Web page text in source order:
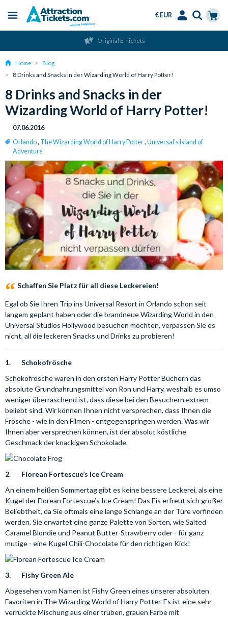
content
Menu
€ EUR
Original E-Tickets
Home
Blog
8 Drinks and Snacks in der Wizarding World of Harry Potter!
8 Drinks and Snacks in der
Wizarding World of Harry Potter!
07.06.2016
Orlando, The Wizarding World of Harry Potter, Universal's Island of
Adventure
Schaffen Sie Platz für all diese Leckereien!
Egal ob Sie Ihren Trip ins Universal Resort in Orlando schon seit
langem geplant haben oder die brandneue Wizarding World in den
Universal Studios Hollywood besuchen möchten, verpassen Sie es
nicht, all die leckeren Snacks und Drinks zu probieren!
1. Schokofrösche
Schokofrösche waren in den ersten Harry Potter Büchern das
absolute Grundnahrungsmittel von Ron und Harry, weshalb es umso
weniger überraschend ist, dass diese bei den Besuchern extrem
beliebt sind. Wir können Ihnen nicht versprechen, dass Ihnen die
Frösche - wie in den Filmen - entgegenspringen werden. Was wir
Ihnen aber versprechen können, ist der absolut köstliche
Geschmack der knackigen Schokolade.
2. Florean Fortescue’s Ice Cream
An einem heißen Sommertag gibt es keine bessere Leckerei, als eine
Kugel der Florean Fortescue’s Ice Cream! Das Eis erfreut sich großer
Beliebtheit, da Sie oftmals eine lange Schlange an der Türe vorfinden
werden. Sie erwartet eine ganze Palette von Sorten, wie Salted
Caramel Blondie und Peanut Butter-Strawberry oder - für ganz
mutige - eine Kugel Chili-Chocolate für den richtigen Kick!
3. Fishy Green Ale
Abgesehen vom Namen ist Fishy Green eines unserer absoluten
Favoriten in The Wizarding World of Harry Potter. Es ist eine sehr
verrückte Mischung aus einer trüben, grauen Farbe mit